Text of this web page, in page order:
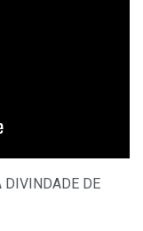
DIVINDADE DE